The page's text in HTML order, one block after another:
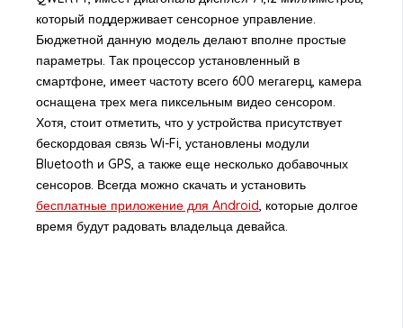
который поддерживает сенсорное управление.
Бюджетной данную модель делают вполне простые
параметры. Так процессор установленный в
смартфоне, имеет частоту всего 600 мегагерц, камера
оснащена трех мега пиксельным видео сенсором.
Хотя, стоит отметить, что у устройства присутствует
бескордовая связь Wi-Fi, установлены модули
Bluetooth и GPS, а также еще несколько добавочных
сенсоров. Всегда можно скачать и установить
бесплатные приложение для Android, которые долгое
время будут радовать владельца девайса.